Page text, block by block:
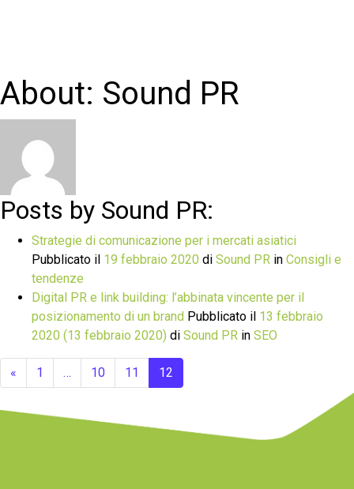
About: Sound PR
Posts by Sound PR:
Strategie di comunicazione per i mercati asiatici
Pubblicato il 19 febbraio 2020 di Sound PR in Consigli e
tendenze
Digital PR e link building: l’abbinata vincente per il
posizionamento di un brand Pubblicato il 13 febbraio
2020 (13 febbraio 2020) di Sound PR in SEO
« 1 … 10 11 12